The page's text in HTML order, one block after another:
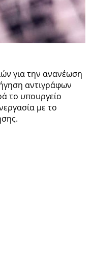
για την ανανέωση
αντιγράφων
το υπουργείο
με το